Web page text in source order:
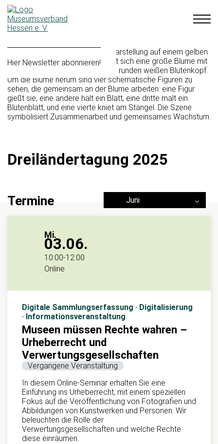
Hier Newsletter abonnieren!
Dreiländertagung 2025
Termine Juni
Mi.
03.06.
10:00-12:00
Online
Digitale Sammlungserfassung · Digitalisierung
· Informationsveranstaltung
Museen müssen Rechte wahren –
Urheberrecht und
Verwertungsgesellschaften
Vergangene Veranstaltung
In diesem Online-Seminar erhalten Sie eine
Einführung ins Urheberrecht, mit einem speziellen
Fokus auf die Veröffentlichung von Fotografien und
Abbildungen von Kunstwerken und Personen. Wir
beleuchten die Rolle der
Verwertungsgesellschaften und welche Rechte
diese einräumen.